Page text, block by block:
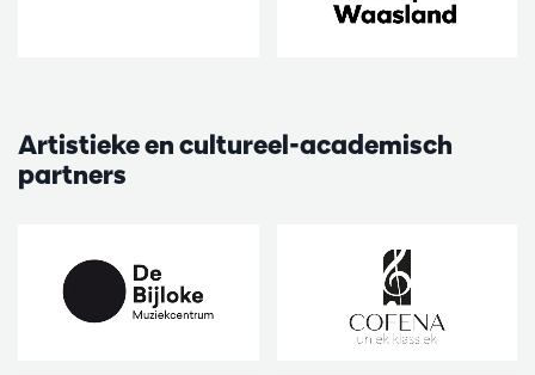
Artistieke en cultureel-academisch
partners